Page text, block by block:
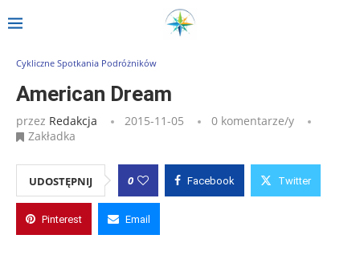
Strona główna American Dream
Cykliczne Spotkania Podróżników
American Dream
przez Redakcja 2015-11-05
0 komentarze/y
Zakładka
UDOSTĘPNIJ 0 Facebook Twitter
Pinterest Email